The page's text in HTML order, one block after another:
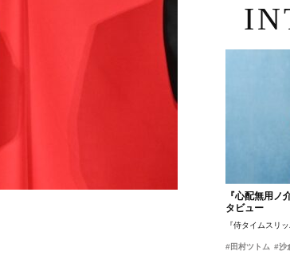
『心配無用ノ
タビュー
『侍タイムスリ
#田村ツトム #沙